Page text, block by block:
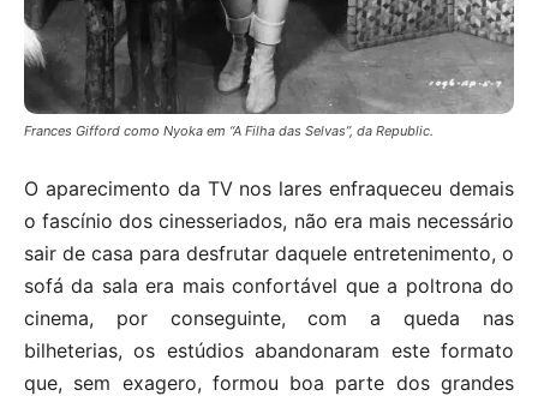
Frances Gifford como Nyoka em “A Filha das Selvas”, da Republic.
O aparecimento da TV nos lares enfraqueceu demais
o fascínio dos cinesseriados, não era mais necessário
sair de casa para desfrutar daquele entretenimento, o
sofá da sala era mais confortável que a poltrona do
cinema, por conseguinte, com a queda nas
bilheterias, os estúdios abandonaram este formato
que, sem exagero, formou boa parte dos grandes